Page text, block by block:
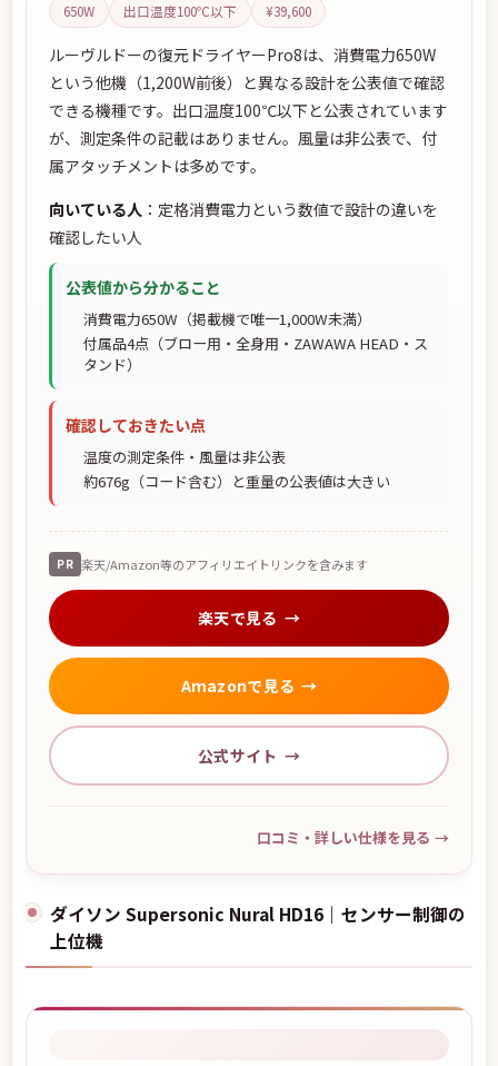
650W 出口温度100℃以下 ¥39,600
ルーヴルドーの復元ドライヤーPro8は、消費電力650W
という他機（1,200W前後）と異なる設計を公表値で確認
できる機種です。出口温度100℃以下と公表されています
が、測定条件の記載はありません。風量は非公表で、付
属アタッチメントは多めです。
向いている人 ：定格消費電力という数値で設計の違いを
確認したい人
公表値から分かること
消費電力650W（掲載機で唯一1,000W未満）
付属品4点（ブロー用・全身用・ZAWAWA HEAD・ス
タンド）
確認しておきたい点
温度の測定条件・風量は非公表
約676g（コード含む）と重量の公表値は大きい
PR 楽天/Amazon等のアフィリエイトリンクを含みます
楽天で見る
Amazonで見る
公式サイト
口コミ・詳しい仕様を見る →
ダイソン Supersonic Nural HD16｜センサー制御の
上位機